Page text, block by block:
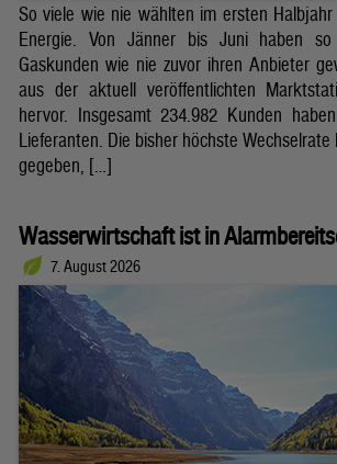
So viele wie nie wählten im ersten Halbjahr
Energie. Von Jänner bis Juni haben
Gaskunden wie nie zuvor ihren Anbieter
aus der aktuell veröffentlichten
hervor. Insgesamt 234.982 Kunden
Lieferanten. Die bisher höchste
gegeben, […]
Wasserwirtschaft ist in
7. August 2026